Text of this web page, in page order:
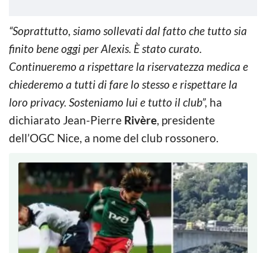
“Soprattutto, siamo sollevati dal fatto che tutto sia
finito bene oggi per Alexis. È stato curato.
Continueremo a rispettare la riservatezza medica e
chiederemo a tutti di fare lo stesso e rispettare la
loro privacy. Sosteniamo lui e tutto il club”, ha
dichiarato Jean-Pierre Rivère, presidente
dell’OGC Nice, a nome del club rossonero.